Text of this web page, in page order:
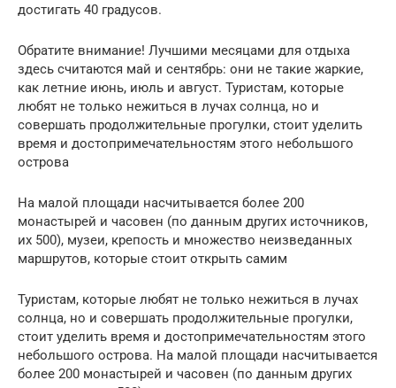
достигать 40 градусов.
Обратите внимание! Лучшими месяцами для отдыха
здесь считаются май и сентябрь: они не такие жаркие,
как летние июнь, июль и август. Туристам, которые
любят не только нежиться в лучах солнца, но и
совершать продолжительные прогулки, стоит уделить
время и достопримечательностям этого небольшого
острова
На малой площади насчитывается более 200
монастырей и часовен (по данным других источников,
их 500), музеи, крепость и множество неизведанных
маршрутов, которые стоит открыть самим
Туристам, которые любят не только нежиться в лучах
солнца, но и совершать продолжительные прогулки,
стоит уделить время и достопримечательностям этого
небольшого острова. На малой площади насчитывается
более 200 монастырей и часовен (по данным других